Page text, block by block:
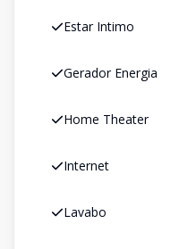
Estar Intimo
Gerador Energia
Home Theater
Internet
Lavabo